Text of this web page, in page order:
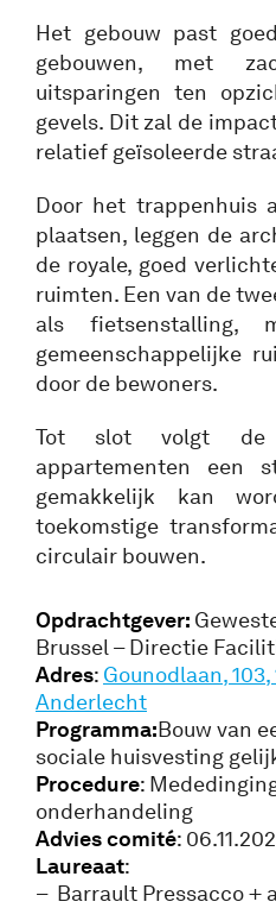
Het gebouw past
gebouwen, met
uitsparingen ten
gevels. Dit zal de
relatief geïsoleerde
Door het trappenhuis
plaatsen, leggen de
de royale, goed
ruimten. Een van de
als fietsenstalling,
gemeenschappelijke
door de bewoners.
Tot slot volgt de
appartementen een
gemakkelijk kan
toekomstige
circulair bouwen.
Opdrachtgever:
Brussel – Directie
Adres: Gounodlaan, 103,
Anderlecht
Programma:Bouw van
sociale huisvesting
Procedure:
onderhandeling
Advies comité:
Laureaat:
– Barrault Pressacco +